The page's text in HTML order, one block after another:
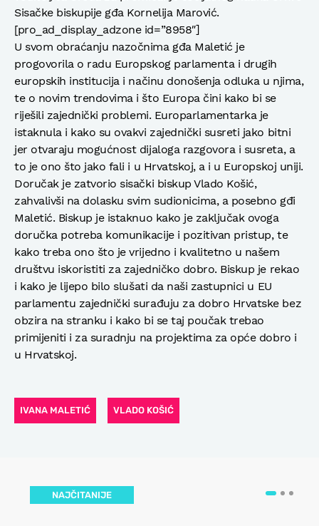
Sisačke biskupije gđa Kornelija Marović.
[pro_ad_display_adzone id=”8958″]
U svom obraćanju nazočnima gđa Maletić je
progovorila o radu Europskog parlamenta i drugih
europskih institucija i načinu donošenja odluka u njima,
te o novim trendovima i što Europa čini kako bi se
riješili zajednički problemi. Europarlamentarka je
istaknula i kako su ovakvi zajednički susreti jako bitni
jer otvaraju mogućnost dijaloga razgovora i susreta, a
to je ono što jako fali i u Hrvatskoj, a i u Europskoj uniji.
Doručak je zatvorio sisački biskup Vlado Košić,
zahvalivši na dolasku svim sudionicima, a posebno gđi
Maletić. Biskup je istaknuo kako je zaključak ovoga
doručka potreba komunikacije i pozitivan pristup, te
kako treba ono što je vrijedno i kvalitetno u našem
društvu iskoristiti za zajedničko dobro. Biskup je rekao
i kako je lijepo bilo slušati da naši zastupnici u EU
parlamentu zajednički surađuju za dobro Hrvatske bez
obzira na stranku i kako bi se taj poučak trebao
primijeniti i za suradnju na projektima za opće dobro i
u Hrvatskoj.
IVANA MALETIĆ VLADO KOŠIĆ
NAJČITANIJE